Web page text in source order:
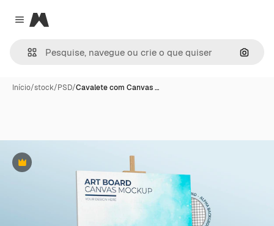
Close menu
Magnific
Início/stock/PSD/Cavalete com Canvas …
Premium